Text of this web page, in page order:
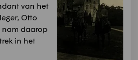
van het
Otto
nam daarop
in het